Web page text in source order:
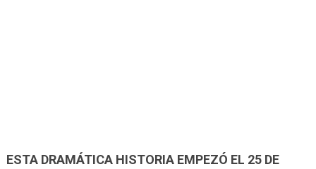
ESTA DRAMÁTICA HISTORIA EMPEZÓ EL 25 DE